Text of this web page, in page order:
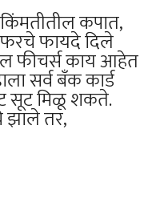
कपात,
फायदे दिले
फीचर्स काय आहेत
सर्व बँक कार्ड
सूट मिळू शकते.
तर,